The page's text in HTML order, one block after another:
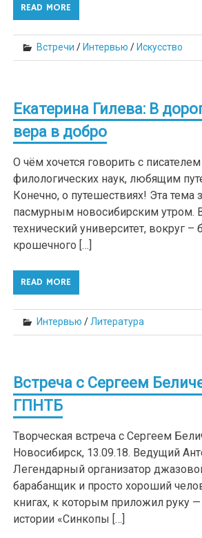
READ MORE
Встречи / Интервью / Искусство
Екатерина Гилева: В
вера в добро
О чём хочется говорить с
филологических наук, любящим
Конечно, о путешествиях! Эта тема
пасмурным новосибирским утром.
технический университет, вокруг –
крошечного […]
READ MORE
Интервью / Литература
Встреча с Сергеем
ГПНТБ
Творческая встреча с Сергеем
Новосибирск, 13.09.18. Ведущий
Легендарный организатор
барабанщик и просто хороший
книгах, к которым приложил руку —
истории «Синкопы […]